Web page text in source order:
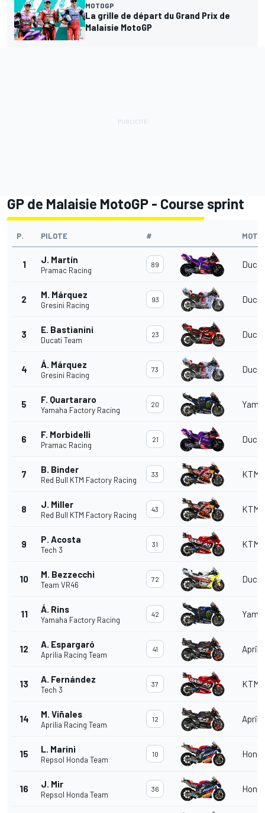
MOTOGP
La grille de départ du Grand Prix de
Malaisie MotoGP
GP de Malaisie MotoGP - Course sprint
P. PILOTE # MOTO
1 J. Martín
Pramac Racing
89
2 M. Márquez
Gresini Racing
93
3 E. Bastianini
Ducati Team
23
4 Á. Márquez
Gresini Racing
73
5 F. Quartararo
Yamaha Factory Racing
20
6 F. Morbidelli
Pramac Racing
21
7 B. Binder
Red Bull KTM Factory Racing
33 KTM
8 J. Miller
Red Bull KTM Factory Racing
43 KTM
9 P. Acosta
Tech 3
31 KTM
10 M. Bezzecchi
Team VR46
72
11 Á. Rins
Yamaha Factory Racing
42
12 A. Espargaró
Aprilia Racing Team
41
13 A. Fernández
Tech 3
37 KTM
14 M. Viñales
Aprilia Racing Team
12
15 L. Marini
Repsol Honda Team
10
16 J. Mir
Repsol Honda Team
36